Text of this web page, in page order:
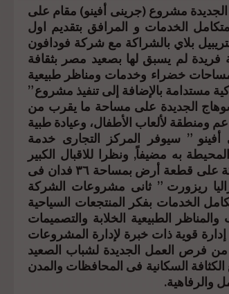
مشروع (جرينى أفينو) مقام على
متكامل الخدمات و المرافق بتقديم اول
بلاي بالشراكة مع شركة فودافون
فريدة لم يسبق لها بصعيد مصر بثقافة
خضراء وخدمات ومناظر طبيعية
مستدامة بالإضافة إلى تنفيذ مشروع ”
الجديدة على مساحة ما يقرب من
ومنطقة لألعاب الأطفال، وعيادة طبية
” سيوفر المركز التجارى خدمة
به مضيفاً, ونظرا للاقبال الكبير
الذى حققه مشروع الشركة الأول حصلت الشركة على قطعة أرض بمساحة ٣٦ فدان فى
ريزورت ” ثانى مشروعات الشركة
الخدمات بفكر المنتجعات السياحية
الطبيعية الخلابة والتصميمات
قوية ذات خبرة لإدارة المشروعات
من فرص العمل الجديدة لشباب الصعيد
السكانية فى المحافظات والمدن
والرفاهية.